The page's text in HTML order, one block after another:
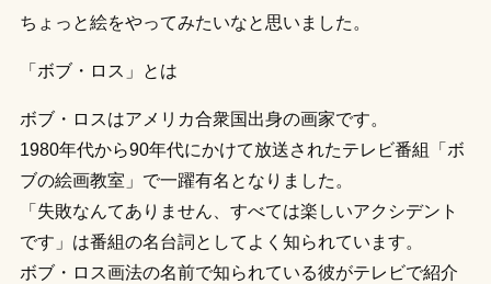
ちょっと絵をやってみたいなと思いました。
「ボブ・ロス」とは
ボブ・ロスはアメリカ合衆国出身の画家です。
1980年代から90年代にかけて放送されたテレビ番組「ボ
ブの絵画教室」で一躍有名となりました。
「失敗なんてありません、すべては楽しいアクシデント
です」は番組の名台詞としてよく知られています。
ボブ・ロス画法の名前で知られている彼がテレビで紹介